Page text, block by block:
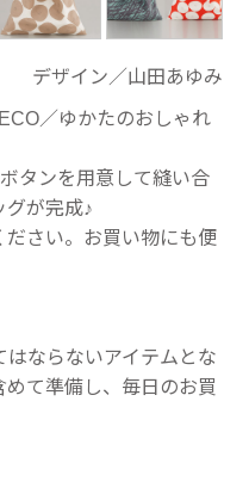
デザイン／山田あゆみ
／ゆかたのおしゃれ
タンを用意して縫い合
グが完成♪
ださい。お買い物にも便
ならないアイテムとな
て準備し、毎日のお買